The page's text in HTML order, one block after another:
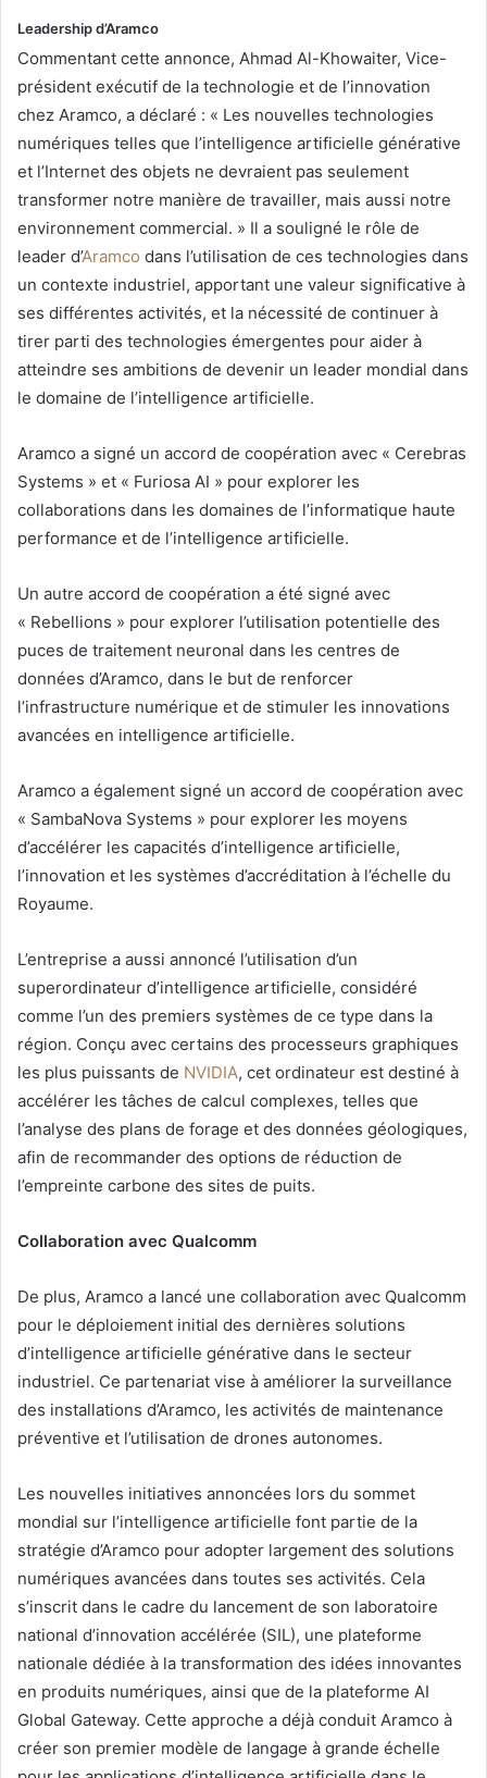
Leadership d’Aramco
Commentant cette annonce, Ahmad Al-Khowaiter, Vice-
président exécutif de la technologie et de l’innovation
chez Aramco, a déclaré : « Les nouvelles technologies
numériques telles que l’intelligence artificielle générative
et l’Internet des objets ne devraient pas seulement
transformer notre manière de travailler, mais aussi notre
environnement commercial. » Il a souligné le rôle de
leader d’Aramco dans l’utilisation de ces technologies dans
un contexte industriel, apportant une valeur significative à
ses différentes activités, et la nécessité de continuer à
tirer parti des technologies émergentes pour aider à
atteindre ses ambitions de devenir un leader mondial dans
le domaine de l’intelligence artificielle.
Aramco a signé un accord de coopération avec « Cerebras
Systems » et « Furiosa AI » pour explorer les
collaborations dans les domaines de l’informatique haute
performance et de l’intelligence artificielle.
Un autre accord de coopération a été signé avec
« Rebellions » pour explorer l’utilisation potentielle des
puces de traitement neuronal dans les centres de
données d’Aramco, dans le but de renforcer
l’infrastructure numérique et de stimuler les innovations
avancées en intelligence artificielle.
Aramco a également signé un accord de coopération avec
« SambaNova Systems » pour explorer les moyens
d’accélérer les capacités d’intelligence artificielle,
l’innovation et les systèmes d’accréditation à l’échelle du
Royaume.
L’entreprise a aussi annoncé l’utilisation d’un
superordinateur d’intelligence artificielle, considéré
comme l’un des premiers systèmes de ce type dans la
région. Conçu avec certains des processeurs graphiques
les plus puissants de NVIDIA, cet ordinateur est destiné à
accélérer les tâches de calcul complexes, telles que
l’analyse des plans de forage et des données géologiques,
afin de recommander des options de réduction de
l’empreinte carbone des sites de puits.
Collaboration avec Qualcomm
De plus, Aramco a lancé une collaboration avec Qualcomm
pour le déploiement initial des dernières solutions
d’intelligence artificielle générative dans le secteur
industriel. Ce partenariat vise à améliorer la surveillance
des installations d’Aramco, les activités de maintenance
préventive et l’utilisation de drones autonomes.
Les nouvelles initiatives annoncées lors du sommet
mondial sur l’intelligence artificielle font partie de la
stratégie d’Aramco pour adopter largement des solutions
numériques avancées dans toutes ses activités. Cela
s’inscrit dans le cadre du lancement de son laboratoire
national d’innovation accélérée (SIL), une plateforme
nationale dédiée à la transformation des idées innovantes
en produits numériques, ainsi que de la plateforme AI
Global Gateway. Cette approche a déjà conduit Aramco à
créer son premier modèle de langage à grande échelle